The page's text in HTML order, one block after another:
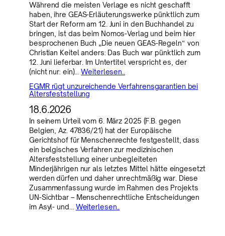
Während die meisten Verlage es nicht geschafft
haben, ihre GEAS-Erläuterungswerke pünktlich zum
Start der Reform am 12. Juni in den Buchhandel zu
bringen, ist das beim Nomos-Verlag und beim hier
besprochenen Buch „Die neuen GEAS-Regeln“ von
Christian Keitel anders: Das Buch war pünktlich zum
12. Juni lieferbar. Im Untertitel verspricht es, der
(nicht nur: ein)…Weiterlesen..
EGMR rügt unzureichende Verfahrensgarantien bei
Altersfeststellung
18.6.2026
In seinem Urteil vom 6. März 2025 (F.B. gegen
Belgien, Az. 47836/21) hat der Europäische
Gerichtshof für Menschenrechte festgestellt, dass
ein belgisches Verfahren zur medizinischen
Altersfeststellung einer unbegleiteten
Minderjährigen nur als letztes Mittel hätte eingesetzt
werden dürfen und daher unrechtmäßig war. Diese
Zusammenfassung wurde im Rahmen des Projekts
UN-Sichtbar – Menschenrechtliche Entscheidungen
im Asyl- und… Weiterlesen..